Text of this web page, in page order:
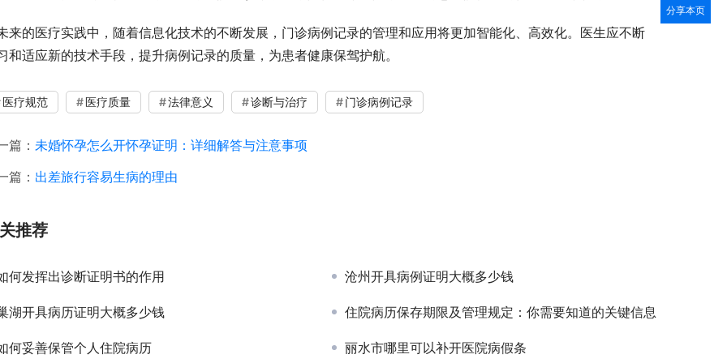
来的医疗实践中，随着信息化技术的不断发展，门诊病例记录的管理和应用将更加智能化、高效化。医生应不断
和适应新的技术手段，提升病例记录的质量，为患者健康保驾护航。
医疗规范 医疗质量 法律意义 诊断与治疗 门诊病例记录
篇： 未婚怀孕怎么开怀孕证明：详细解答与注意事项
篇： 出差旅行容易生病的理由
推荐
何发挥出诊断证明书的作用 沧州开具病例证明大概多少钱
湖开具病历证明大概多少钱 住院病历保存期限及管理规定：你需要知道的关键信息
何妥善保管个人住院病历 丽水市哪里可以补开医院病假条
分享本页